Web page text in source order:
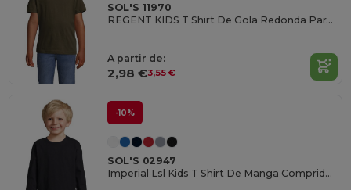
SOL'S 11970
REGENT KIDS T Shirt De Gola Redonda Para Criança
A partir de:
2,98 €3,55 €
-10%
SOL'S 02947
Imperial Lsl Kids T Shirt De Manga Comprida Para Criança